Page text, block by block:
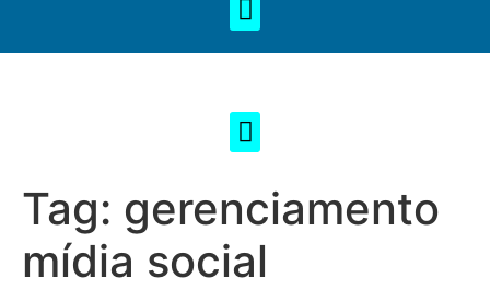
Tag: gerenciamento
mídia social